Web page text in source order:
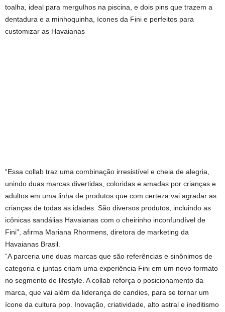
toalha, ideal para mergulhos na piscina, e dois pins que trazem a
dentadura e a minhoquinha, ícones da Fini e perfeitos para
customizar as Havaianas
“Essa collab traz uma combinação irresistível e cheia de alegria,
unindo duas marcas divertidas, coloridas e amadas por crianças e
adultos em uma linha de produtos que com certeza vai agradar as
crianças de todas as idades. São diversos produtos, incluindo as
icônicas sandálias Havaianas com o cheirinho inconfundível de
Fini”, afirma Mariana Rhormens, diretora de marketing da
Havaianas Brasil.
“A parceria une duas marcas que são referências e sinônimos de
categoria e juntas criam uma experiência Fini em um novo formato
no segmento de lifestyle. A collab reforça o posicionamento da
marca, que vai além da liderança de candies, para se tornar um
ícone da cultura pop. Inovação, criatividade, alto astral e ineditismo